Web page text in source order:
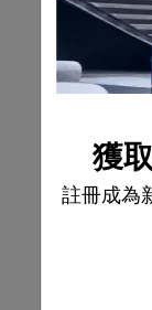
獲
註冊成為